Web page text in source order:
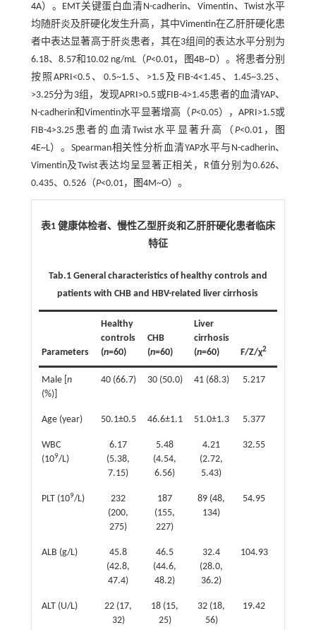
4A）。EMT关键蛋白血清N-cadherin、Vimentin、Twist水平
均随肝炎及肝硬化发生升高，其中Vimentin在乙肝肝硬化患
者中表达显著高于肝炎患者，其在3组间的表达水平分别为
6.18、8.57和10.02 ng/mL（P<0.01， 图4B~D）。将患者分别
按照APRI<0.5、0.5~1.5、>1.5及FIB-4<1.45、1.45~3.25、
>3.25分为3组，发现APRI>0.5或FIB-4>1.45患者的血清YAP、
N-cadherin和Vimentin水平显著增高（ P<0.05），APRI>1.5或
FIB-4>3.25患者的血清Twist水平显著升高（ P<0.01，
图
4E~L）。Spearman相关性分析血清YAP水平与N-cadherin、
Vimentin及Twist表达均呈显著正相关，R值分别为0.626、
0.435、0.526（P<0.01， 图4M~O）。
表1 健康体检者、慢性乙型肝炎和乙肝肝硬化患者临床
特征
Tab.1 General characteristics of healthy controls and
patients with CHB and HBV-related liver cirrhosis
Parameters
Healthy
controls
(n=60)
CHB
(n=60)
Liver
cirrhosis
(n=60) F/Z/χ2
Male [n
(%)]
40 (66.7) 30 (50.0) 41 (68.3) 5.217
Age (year) 50.1±0.5 46.6±1.1 51.0±1.3 5.377
WBC
(109/L)
6.17
(5.38,
7.15)
5.48
(4.54,
6.56)
4.21
(2.72,
5.43)
32.55
PLT (109/L)
232
(200,
275)
187
(155,
227)
89 (48,
134)
54.95
ALB (g/L)
45.8
(42.8,
47.4)
46.5
(44.6,
48.2)
32.4
(28.0,
36.2)
104.93
ALT (U/L)
22 (17,
32)
18 (15,
25)
32 (18,
56)
19.42